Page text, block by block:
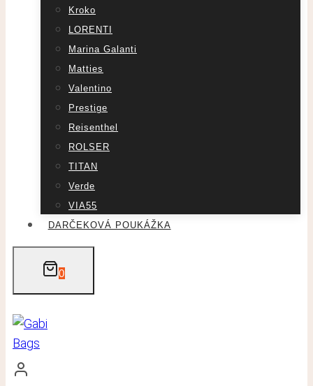
Kroko
LORENTI
Marina Galanti
Matties
Valentino
Prestige
Reisenthel
ROLSER
TITAN
Verde
VIA55
DARČEKOVÁ POUKÁŽKA
0